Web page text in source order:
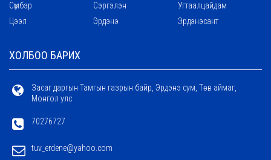
Сүмбэр
Сэргэлэн
Угтаалцайдам
Цээл
Эрдэнэ Эрдэнэсант
ХОЛБОО БАРИХ
Засаг даргын Тамгын газрын байр, Эрдэнэ сум, Төв аймаг,
Монгол улс
70276727
tuv_erdene@yahoo.com